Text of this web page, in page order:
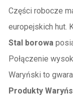
Części robocze
europejskich hut.
Stal borowa
Połączenie
Waryński to
Produkty